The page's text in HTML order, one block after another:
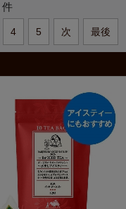
件
4 5 次 最後